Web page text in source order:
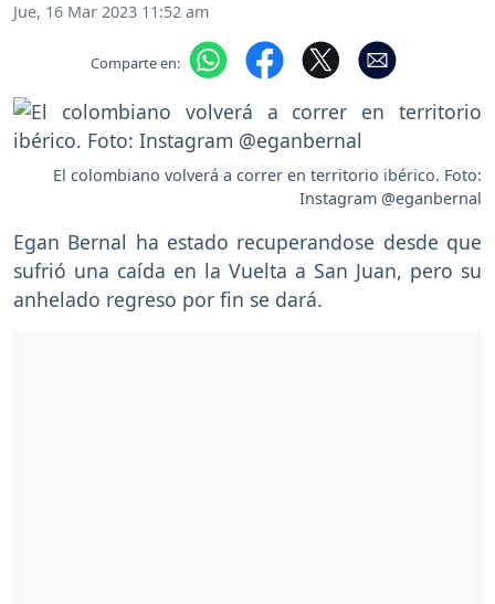
Jue, 16 Mar 2023 11:52 am
Comparte en:
El colombiano volverá a correr en territorio ibérico. Foto:
Instagram @eganbernal
Egan Bernal ha estado recuperandose desde que
sufrió una caída en la Vuelta a San Juan, pero su
anhelado regreso por fin se dará.